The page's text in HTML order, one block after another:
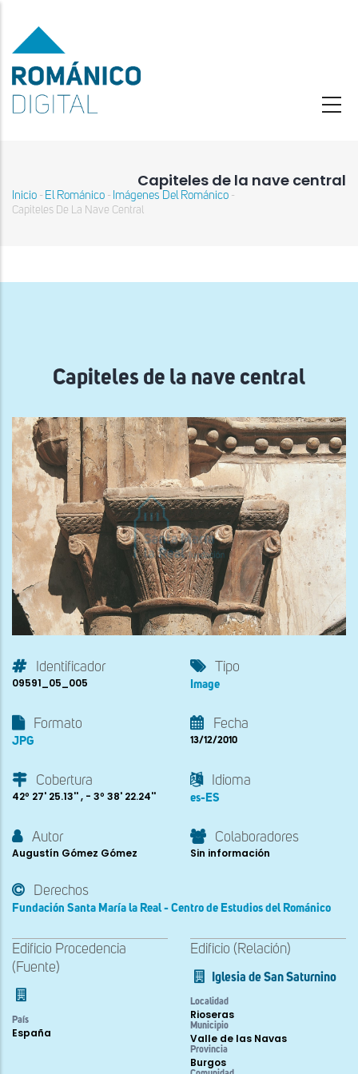
contenido
principal
Capiteles de la nave central
Sobrescribir
ayuda
Inicio - El Románico - Imágenes Del Románico -
Capiteles De La Nave Central
Capiteles de la nave central
Identificador
09591_05_005
Tipo
Image
Formato
JPG
Fecha
13/12/2010
Cobertura
42º 27' 25.13'' , - 3º 38' 22.24''
Idioma
es-ES
Autor
Augustín Gómez Gómez
Colaboradores
Sin información
Derechos
Fundación Santa María la Real - Centro de Estudios del Románico
Edificio Procedencia
(Fuente)
País
España
Edificio (Relación)
Iglesia de San Saturnino
Localidad
Rioseras
Municipio
Valle de las Navas
Provincia
Burgos